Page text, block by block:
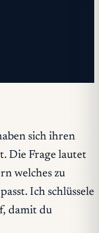
sich ihren
Die Frage lautet
welches zu
Ich schlüssele
damit du